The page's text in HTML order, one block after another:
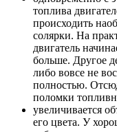
топлива
происходить
солярки. На
двигатель
больше. Другое
либо вовсе не
полностью.
поломки
увеличивается
его цвета. У